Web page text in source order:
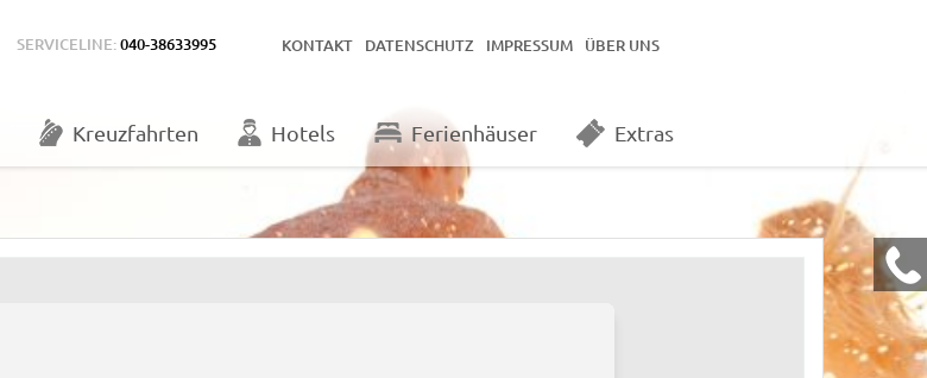
SERVICELINE:040-38633995 KONTAKT DATENSCHUTZ IMPRESSUM ÜBER UNS
Kreuzfahrten Hotels Ferienhäuser Extras